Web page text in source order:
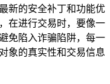
新的安全补丁和功能优
在进行交易时，要像一
免陷入诈骗陷阱，每一
象的真实性和交易信息